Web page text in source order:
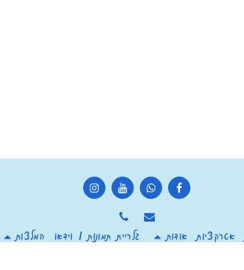
אטרקציות אודות גלריית תמונות / וידאו המלצות